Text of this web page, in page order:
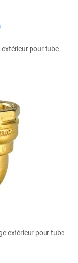
extérieur pour tube
extérieur pour tube